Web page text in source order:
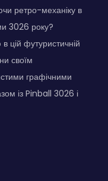
ретро-механіку в
3026 року?
цій футуристичній
своїм
графічними
із Pinball 3026 і